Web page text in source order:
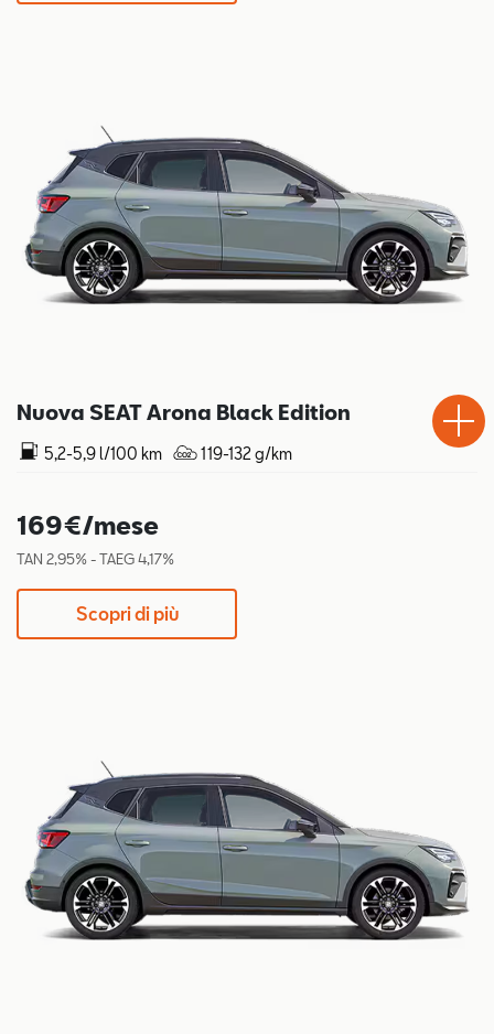
Nuova SEAT Arona Black Edition
5,2-5,9 l/100 km 119-132 g/km
169€/mese
TAN 2,95% - TAEG 4,17%
Scopri di più
Drive
Chiama